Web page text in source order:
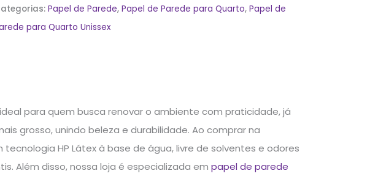
Papel de Parede,Papel de Parede para Quarto,Papel de
para Quarto Unissex
para quem busca renovar o ambiente com praticidade, já
grosso, unindo beleza e durabilidade. Ao comprar na
HP Látex à base de água, livre de solventes e odores
Além disso, nossa loja é especializada em papel de parede